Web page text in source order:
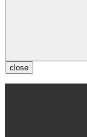
close